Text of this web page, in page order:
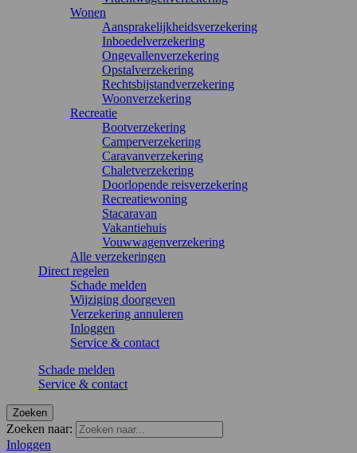
Wonen
Aansprakelijkheidsverzekering
Inboedelverzekering
Ongevallenverzekering
Opstalverzekering
Rechtsbijstandverzekering
Woonverzekering
Recreatie
Bootverzekering
Camperverzekering
Caravanverzekering
Chaletverzekering
Doorlopende reisverzekering
Recreatiewoning
Stacaravan
Vakantiehuis
Vouwwagenverzekering
Alle verzekeringen
Direct regelen
Schade melden
Wijziging doorgeven
Verzekering annuleren
Inloggen
Service & contact
Schade melden
Service & contact
Zoeken
Zoeken naar:
Inloggen